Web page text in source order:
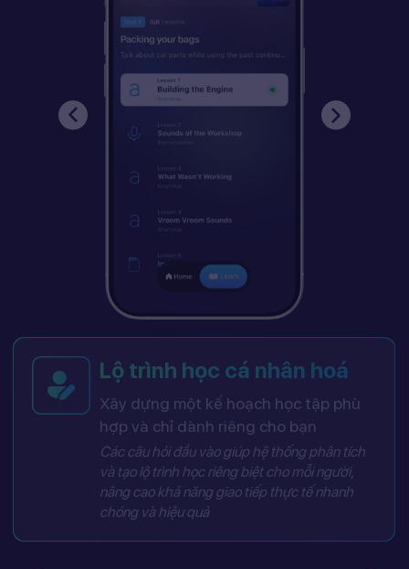
Lộ trình học cá nhân hoá
Xây dựng một kế hoạch học tập phù
hợp và chỉ dành riêng cho bạn
Các câu hỏi đầu vào giúp hệ thống phân tích
và tạo lộ trình học riêng biệt cho mỗi người,
nâng cao khả năng giao tiếp thực tế nhanh
chóng và hiệu quả